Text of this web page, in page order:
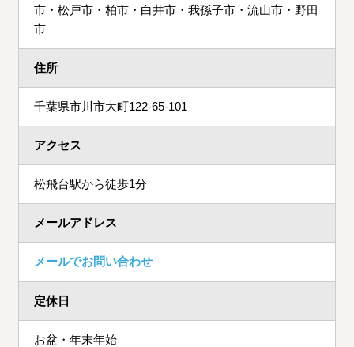
市・松戸市・柏市・白井市・我孫子市・流山市・野田
市
住所
千葉県市川市大町122-65-101
アクセス
松飛台駅から徒歩1分
メールアドレス
メールでお問い合わせ
定休日
お盆・年末年始